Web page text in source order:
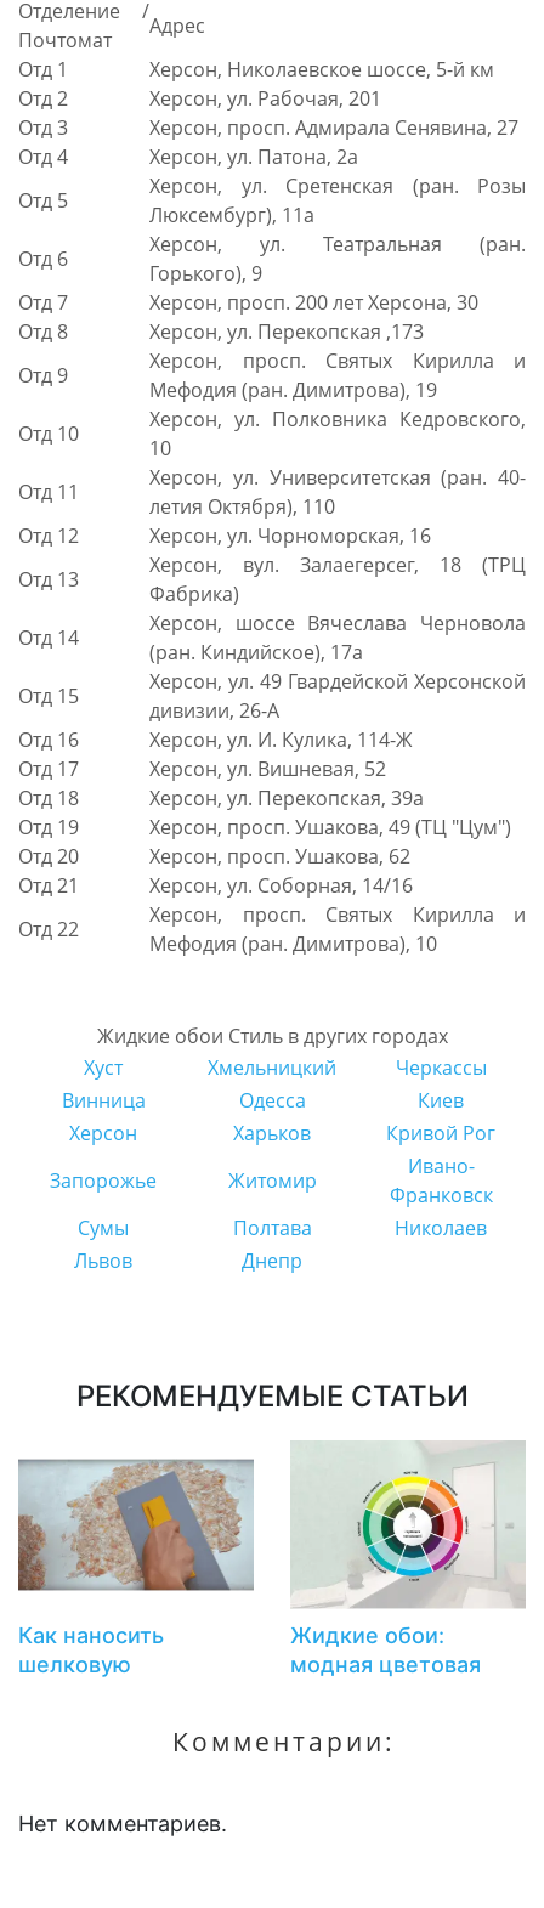
Отделение /
Почтомат
Адрес
Отд 1
Херсон, Николаевское шоссе, 5-й км
Отд 2
Херсон, ул. Рабочая, 201
Отд 3
Херсон, просп. Адмирала Сенявина, 27
Отд 4
Херсон, ул. Патона, 2а
Отд 5
Херсон, ул. Сретенская (ран. Розы
Люксембург), 11а
Отд 6
Херсон, ул. Театральная (ран.
Горького), 9
Отд 7
Херсон, просп. 200 лет Херсона, 30
Отд 8
Херсон, ул. Перекопская ,173
Отд 9
Херсон, просп. Святых Кирилла и
Мефодия (ран. Димитрова), 19
Отд 10
Херсон, ул. Полковника Кедровского,
10
Отд 11
Херсон, ул. Университетская (ран. 40-
летия Октября), 110
Отд 12
Херсон, ул. Чорноморская, 16
Отд 13
Херсон, вул. Залаегерсег, 18 (ТРЦ
Фабрика)
Отд 14
Херсон, шоссе Вячеслава Черновола
(ран. Киндийское), 17а
Отд 15
Херсон, ул. 49 Гвардейской Херсонской
дивизии, 26-А
Отд 16
Херсон, ул. И. Кулика, 114-Ж
Отд 17
Херсон, ул. Вишневая, 52
Отд 18
Херсон, ул. Перекопская, 39а
Отд 19
Херсон, просп. Ушакова, 49 (ТЦ "Цум")
Отд 20
Херсон, просп. Ушакова, 62
Отд 21
Херсон, ул. Соборная, 14/16
Отд 22
Херсон, просп. Святых Кирилла и
Мефодия (ран. Димитрова), 10
Жидкие обои Стиль в других городах
Хуст
Хмельницкий
Черкассы
Винница
Одесса
Киев
Херсон
Харьков
Кривой Рог
Запорожье
Житомир
Ивано-
Франковск
Сумы
Полтава
Николаев
Львов
Днепр
РЕКОМЕНДУЕМЫЕ СТАТЬИ
Как наносить
шелковую
Жидкие обои:
модная цветовая
Комментарии:
Нет комментариев.